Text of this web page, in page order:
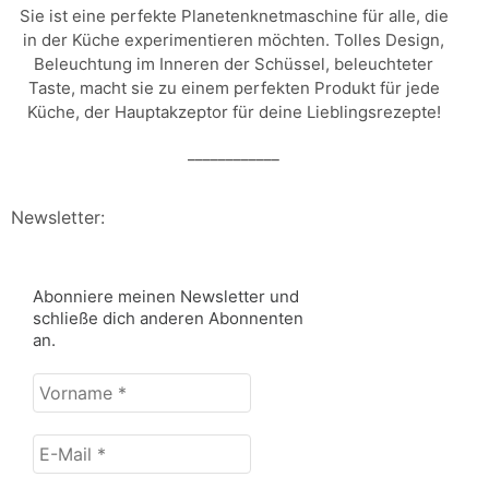
Sie ist eine perfekte Planetenknetmaschine für alle, die
in der Küche experimentieren möchten. Tolles Design,
Beleuchtung im Inneren der Schüssel, beleuchteter
Taste, macht sie zu einem perfekten Produkt für jede
Küche, der Hauptakzeptor für deine Lieblingsrezepte!
Newsletter:
Abonniere meinen Newsletter und
schließe dich anderen Abonnenten
an.
Vorname
E-
Mail